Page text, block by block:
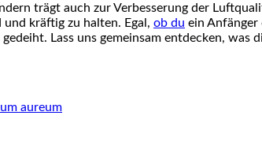
trägt ⁣auch zur Verbesserung der
kräftig zu halten. Egal, ob du ein Anfänger
Lass uns‌ gemeinsam entdecken, was
aureum